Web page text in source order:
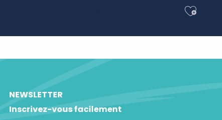
NEWSLETTER
Inscrivez-vous facilement